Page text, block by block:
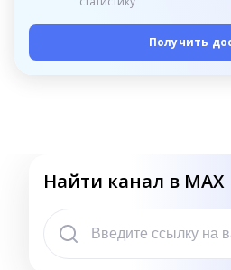
Получить
Найти канал в MAX